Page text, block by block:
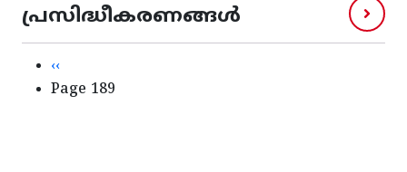
പ്രസിദ്ധീകരണങ്ങൾ
Pagination
Previous page
‹‹
Page 189